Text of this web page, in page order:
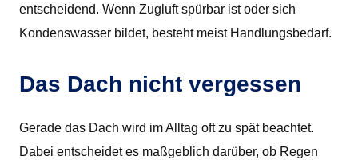
entscheidend. Wenn Zugluft spürbar ist oder sich
Kondenswasser bildet, besteht meist Handlungsbedarf.
Das Dach nicht vergessen
Gerade das Dach wird im Alltag oft zu spät beachtet.
Dabei entscheidet es maßgeblich darüber, ob Regen